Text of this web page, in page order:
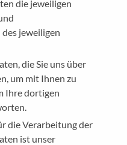
die jeweiligen
jeweiligen
die Sie uns über
um mit Ihnen zu
Ihre dortigen
die Verarbeitung der
ist unser